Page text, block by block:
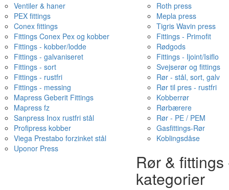
Ventiler & haner
PEX fittings
Conex fittings
Fittings Conex Pex og kobber
Fittings - kobber/lodde
Fittings - galvaniseret
Fittings - sort
Fittings - rustfri
Fittings - messing
Mapress Geberit Fittings
Mapress fz
Sanpress Inox rustfri stål
Profipress kobber
Viega Prestabo forzinket stål
Uponor Press
Roth press
Mepla press
Tigris Wavin press
Fittings - Primofit
Rødgods
Fittings - Ijoint/Isiflo
Svejserør og fittings
Rør - stål, sort, galv
Rør til pres - rustfri
Kobberrør
Rørbærere
Rør - PE / PEM
Gasfittings-Rør
Koblingsdåse
Rør & fittings
kategorier